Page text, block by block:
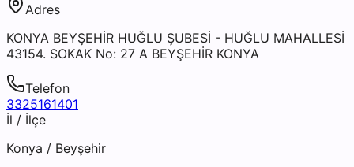
Adres
KONYA BEYŞEHİR HUĞLU ŞUBESİ - HUĞLU MAHALLESİ
43154. SOKAK No: 27 A BEYŞEHİR KONYA
Telefon
3325161401
İl / İlçe
Konya / Beyşehir